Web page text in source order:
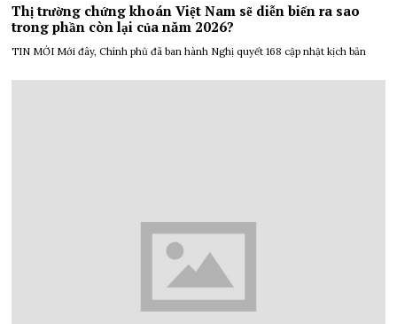
Thị trường chứng khoán Việt Nam sẽ diễn biến ra sao
trong phần còn lại của năm 2026?
TIN MỚI Mới đây, Chính phủ đã ban hành Nghị quyết 168 cập nhật kịch bản